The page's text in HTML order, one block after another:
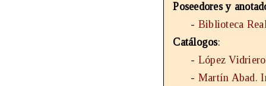
Poseedores y
- Biblioteca
Catálogos:
- López Vidriero
- Martín Abad.